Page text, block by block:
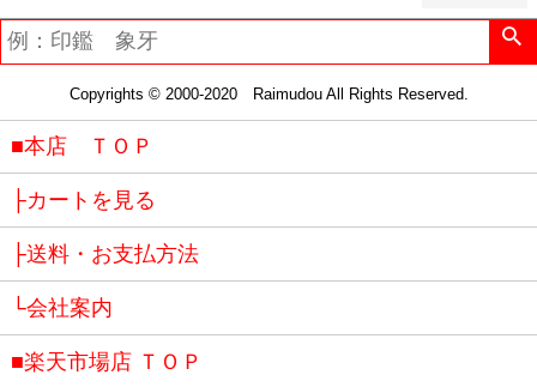
Copyrights © 2000-2020 Raimudou All Rights Reserved.
■本店 ＴＯＰ
├カートを見る
├送料・お支払方法
└会社案内
■楽天市場店 ＴＯＰ